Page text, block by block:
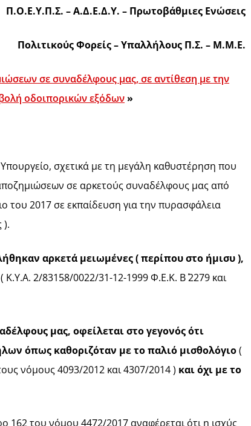
Π.Ο.Ε.Υ.Π.Σ. –Α.Δ.Ε.Δ.Υ. – Πρωτοβάθμιες Ενώσεις
Πολιτικούς Φορείς – Υπαλλήλους Π.Σ. – Μ.Μ.Ε.
σε συναδέλφους μας, σε αντίθεση με την
οδοιπορικών εξόδων »
σχετικά με τη μεγάλη καθυστέρηση που
σε αρκετούς συναδέλφους μας από
του 2017 σε εκπαίδευση για την πυρασφάλεια
).
αρκετά μειωμένες ( περίπου στο ήμισυ ),
( Κ.Υ.Α. 2/83158/0022/31-12-1999 Φ.Ε.Κ. Β΄ 2279 και
μας, οφείλεται στο γεγονός ότι
όπως καθοριζόταν με το παλιό μισθολόγιο(
νόμους 4093/2012 και 4307/2014 ) και όχι με το
162 του νόμου 4472/2017 αναφέρεται ότι η ισχύς